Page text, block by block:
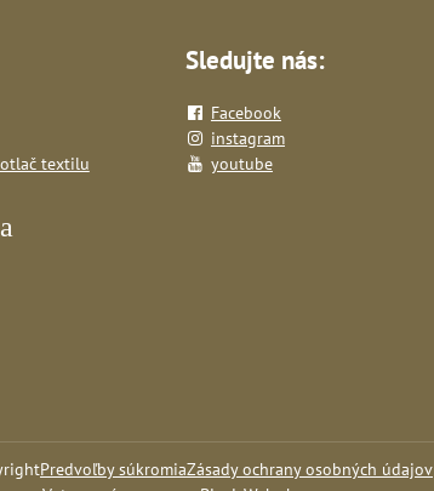
textilu
Sledujte nás:
Facebook
instagram
youtube
Predvoľby súkromiaZásady ochrany osobných údajov